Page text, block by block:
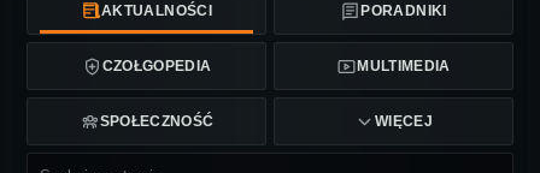
AKTUALNOŚCI PORADNIKI
CZOŁGOPEDIA MULTIMEDIA
SPOŁECZNOŚĆ WIĘCEJ